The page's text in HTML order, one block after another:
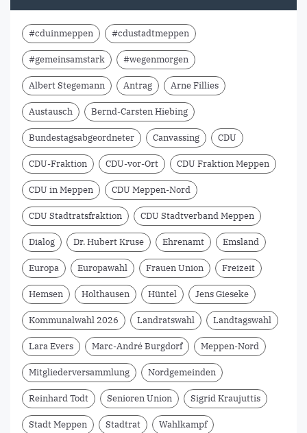
#cduinmeppen #cdustadtmeppen
#gemeinsamstark #wegenmorgen
Albert Stegemann Antrag Arne Fillies
Austausch Bernd-Carsten Hiebing
Bundestagsabgeordneter Canvassing CDU
CDU-Fraktion CDU-vor-Ort CDU Fraktion Meppen
CDU in Meppen CDU Meppen-Nord
CDU Stadtratsfraktion CDU Stadtverband Meppen
Dialog Dr. Hubert Kruse Ehrenamt Emsland
Europa Europawahl Frauen Union Freizeit
Hemsen Holthausen Hüntel Jens Gieseke
Kommunalwahl 2026 Landratswahl Landtagswahl
Lara Evers Marc-André Burgdorf Meppen-Nord
Mitgliederversammlung Nordgemeinden
Reinhard Todt Senioren Union Sigrid Kraujuttis
Stadt Meppen Stadtrat Wahlkampf